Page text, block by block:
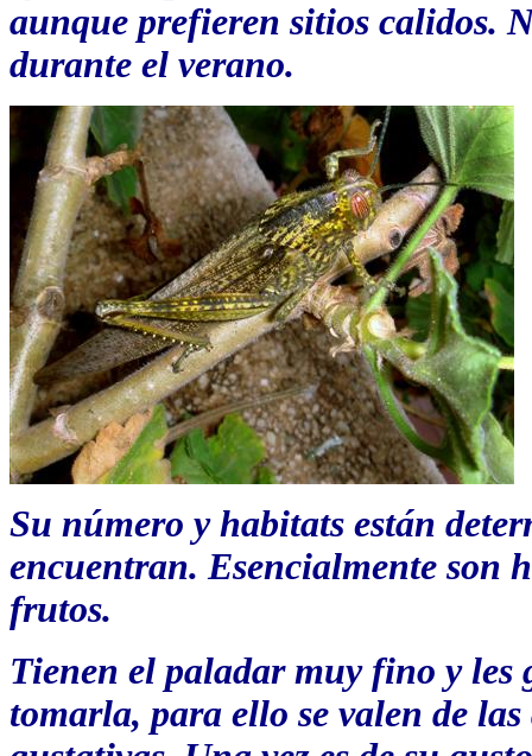
aunque prefieren sitios calidos.
durante el verano.
Su número y habitats están
encuentran. Esencialmente son
frutos.
Tienen el paladar muy fino y les
tomarla, para ello se valen de